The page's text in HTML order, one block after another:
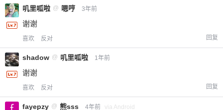
叽里呱啦 @ 嗯哼 3年前
谢谢
喜欢 反对 回复
shadow @ 叽里呱啦 1年前
谢谢
喜欢 反对 回复
fayepzy @ 熊sss 4年前 via Android